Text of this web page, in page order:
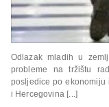
Odlazak mladih u
probleme na tržištu
posljedice po ekonomiju
i Hercegovina [...]